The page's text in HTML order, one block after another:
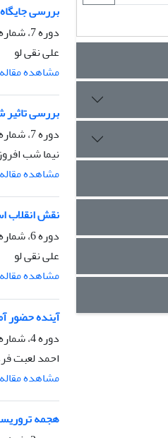
بررسی
دوره 7، شماره 3، پاییز 1402، صفحه
علی نقی لو
مشاهده مقاله
بررسی
دوره 7، شماره 1، بهار 1402
نیما شب
مشاهده مقاله
نقش انقلاب
دوره 6، شماره 1، بهار 1401، صفحه
علی نقی لو
مشاهده مقاله
آینده حضور
دوره 4، شماره 13، تابستان 1399، صفحه
احمد لعبت
مشاهده مقاله
هجمه